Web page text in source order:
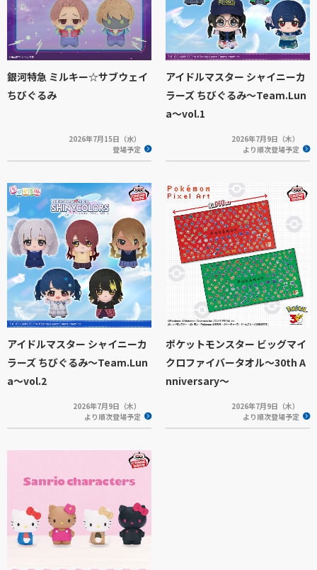
銀河特急 ミルキー☆サブウェイ
ちびぐるみ
2026年7月15日（水）
登場予定
アイドルマスター シャイニーカ
ラーズ ちびぐるみ～Team.Lun
a～vol.1
2026年7月9日（木）
より順次登場予定
アイドルマスター シャイニーカ
ラーズ ちびぐるみ～Team.Lun
a～vol.2
2026年7月9日（木）
より順次登場予定
ポケットモンスター ビッグマイ
クロファイバータオル～30th A
nniversary～
2026年7月9日（木）
より順次登場予定